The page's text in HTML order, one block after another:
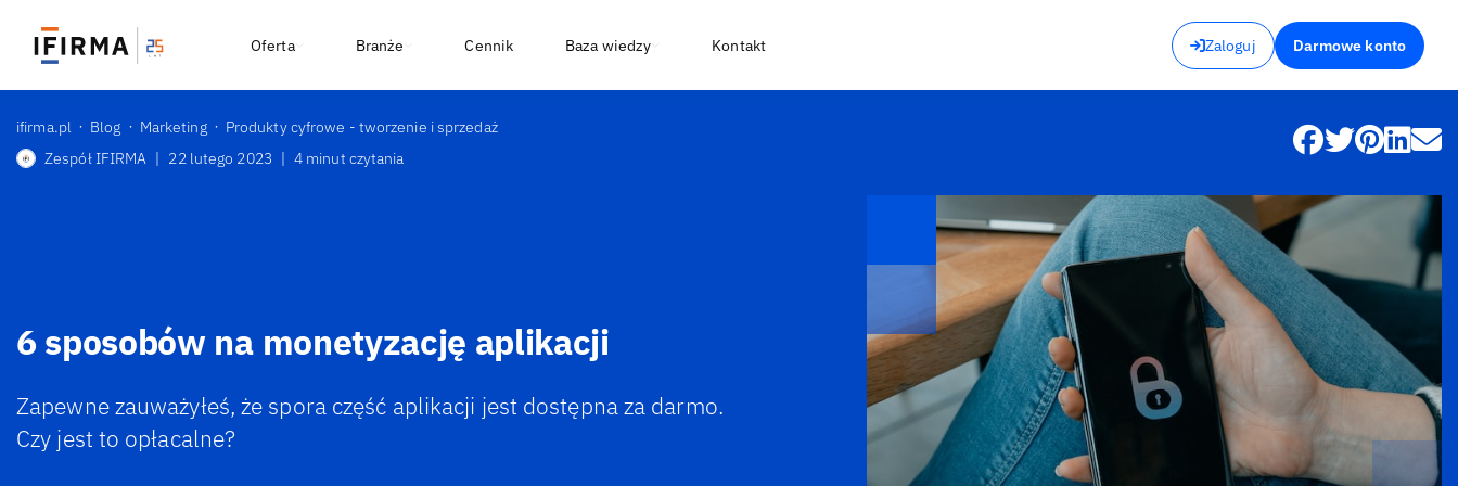
Zaloguj Darmowe konto
Oferta Branże Cennik Baza wiedzy Kontakt
ifirma.pl Blog Marketing
Produkty cyfrowe - tworzenie i sprzedaż
Zespół IFIRMA | 22 lutego 2023 | 4 minut czytania
6 sposobów na monetyzację aplikacji
Zapewne zauważyłeś, że spora część aplikacji jest dostępna za darmo.
Czy jest to opłacalne?